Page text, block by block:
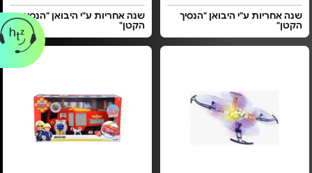
שנה אחריות ע"י היבואן "הנסיך
הקטן"
שנה אחריות ע"י היבואן "הנסיך
הקטן"